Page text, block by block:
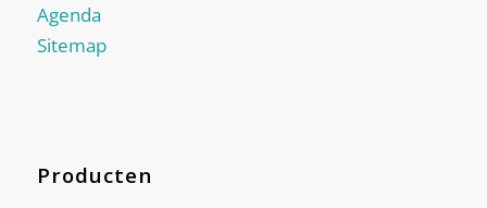
Agenda
Sitemap
Producten